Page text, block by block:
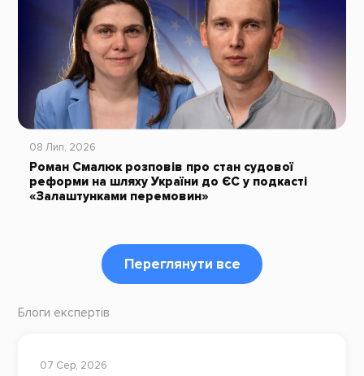
08 Лип, 2026
Роман Смалюк розповів про стан судової
реформи на шляху України до ЄС у подкасті
«Залаштунками перемовин»
Переглянути все
Блоги експертів
07 Сер, 2026